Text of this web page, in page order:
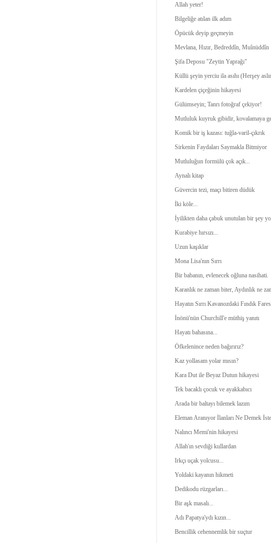
Allah yeter!
Bilgeliğe atılan ilk adım
Öpücük deyip geçmeyin
Mevlana, Hızır, Bedreddîn, Muînüddîn
Şifa Deposu "Zeytin Yaprağı"
Küllü şeyin yerciu ila asıhı (Herşey
Kardelen çiçeğinin hikayesi
Gülümseyin; Tanrı fotoğraf çekiyor!
Mutluluk kuyruk gibidir, kovalamaya
Komik bir iş kazası: tuğla-varil-çıkrık
Sirkenin Faydaları Saymakla Bitmiyor
Mutluluğun formülü çok açık...
Aynalı kitap
Güvercin tezi, maçı bitiren düdük
İki köle...
İyilikten daha çabuk unutulan bir şey
Kurabiye hırsızı...
Uzun kaşıklar
Mona Lisa'nın Sırrı
Bir babanın, evlenecek oğluna nasihati.
Karanlık ne zaman biter, Aydınlık ne
Hayatın Sırrı Kavanozdaki Fındık
İnönü'nün Churchill'e müthiş yanıtı
Hayatı bahasına...
Öfkelenince neden bağırırız?
Kaz yollasam yolar mısın?
Kara Dut ile Beyaz Dutun hikayesi
Tek bacaklı çocuk ve ayakkabıcı
Arada bir baltayı bilemek lazım
Eleman Aranıyor İlanları Ne Demek
Nalıncı Memi'nin hikayesi
Allah'ın sevdiği kullardan
Irkçı uçak yolcusu...
Yoldaki kayanın hikmeti
Dedikodu rüzgarları...
Bir aşk masalı...
Adı Papatya'ydı kızın...
Bencillik cehennemlik bir suçtur